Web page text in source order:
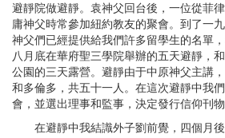
避靜院做避靜。袁神父回台後，一位從菲
庸神父時常參加紐約教友的聚會。到了一
神父們已經提供給我們許多留學生的名單
八月底在華府聖三學院舉辦的五天避靜，
公園的三天露營。避靜由于中原神父主講
和多倫多，共五十一人。在這次避靜中我
會，並選出理事和監事，決定發行信仰刊
在避靜中我結識外子劉前覺，四個月